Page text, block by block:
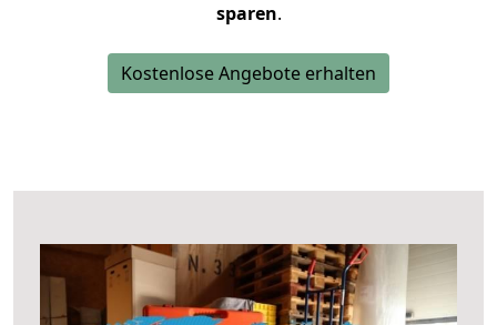
sparen.
Kostenlose Angebote erhalten